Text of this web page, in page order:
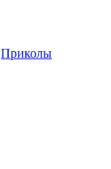
Приколы